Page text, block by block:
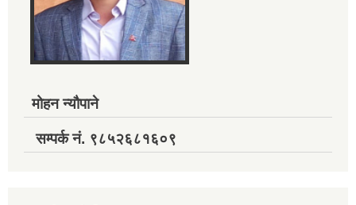
मोहन न्यौपाने
सम्पर्क नं. ९८५२६८१६०९